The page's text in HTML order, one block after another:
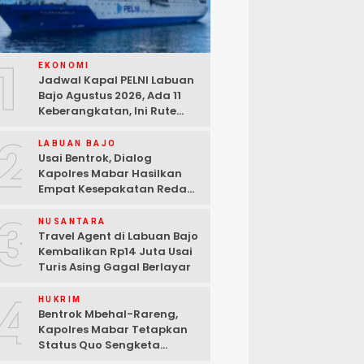
EKONOMI
Jadwal Kapal PELNI Labuan
Bajo Agustus 2026, Ada 11
Keberangkatan, Ini Rute
LABUAN BAJO
Usai Bentrok, Dialog
Kapolres Mabar Hasilkan
Empat Kesepakatan Redam
NUSANTARA
Travel Agent di Labuan Bajo
Kembalikan Rp14 Juta Usai
Turis Asing Gagal Berlayar
HUKRIM
Bentrok Mbehal-Rareng,
Kapolres Mabar Tetapkan
Status Quo Sengketa